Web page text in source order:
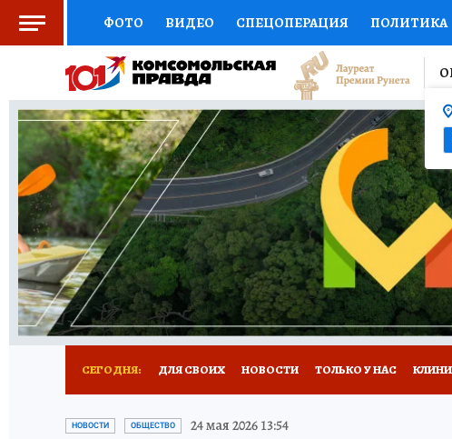
ФОТО ВИДЕО СПЕЦОПЕРАЦИЯ ПОЛИТИКА
СОЦПОДДЕРЖКА НАУКА СПОРТ
ВЫБОР ЭКСПЕРТОВ ДОКТОР ФИНАНСЫ
КНИЖНАЯ ПОЛКА ПРОГНОЗЫ НА СПОРТ
ПРЕСС-ЦЕНТР НЕДВИЖИМОСТЬ ТЕЛЕВИЗОР
РАДИО КП РЕКЛАМА ТЕСТЫ НОВОЕ НА
СЕГОДНЯ: ДЛЯ СВОИХ НОВОСТИ ТОЛЬКО У НАС
СПОРТАКТИВ ОРЕНБУРЖЬЯ - 2025
НОВОСТИ ОБЩЕСТВО 24 мая 2026 13:54